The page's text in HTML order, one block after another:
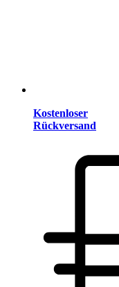
Kostenloser
Rückversand